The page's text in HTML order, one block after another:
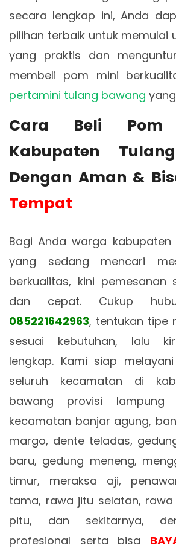
secara lengkap ini, Anda
pilihan terbaik untuk memulai
yang praktis dan
membeli pom mini
pertamini tulang bawang
Cara Beli
Kabupaten
Dengan Aman &
Tempat
Bagi Anda warga
yang sedang mencari
berkualitas, kini pemesanan
dan cepat. Cukup
085221642963, tentukan tipe
sesuai kebutuhan, lalu
lengkap. Kami siap
seluruh kecamatan di
bawang provisi lampung
kecamatan banjar agung,
margo, dente teladas,
baru, gedung meneng,
timur, meraksa aji,
tama, rawa jitu selatan,
pitu, dan sekitarnya,
profesional serta bisa